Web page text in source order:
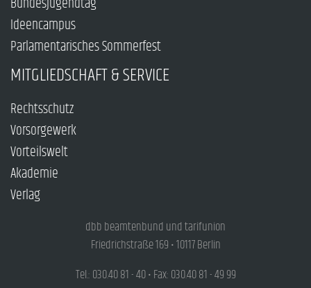
Ideencampus
Parlamentarisches Sommerfest
MITGLIEDSCHAFT & SERVICE
Rechtsschutz
Vorsorgewerk
Vorteilswelt
Akademie
Verlag
dbb beamtenbund und tarifunion
Friedrichstraße 169 • 10117 Berlin
Tel.: 030.40 81 - 40 • Fax: 030.40 81 - 49 99